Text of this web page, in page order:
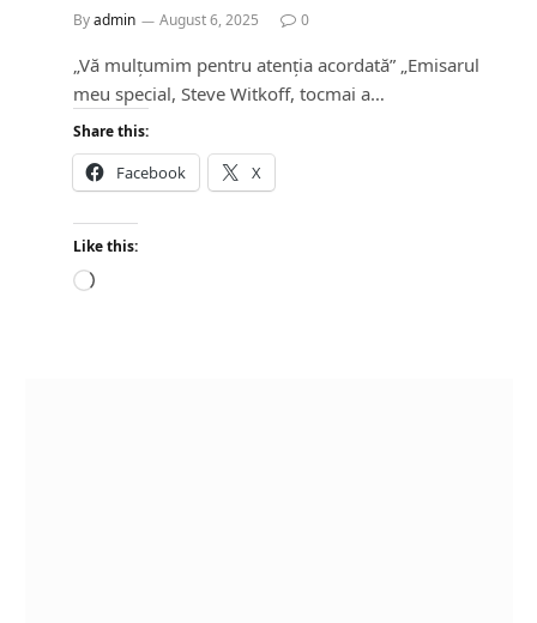
Byadmin August 6, 2025 0
„Vă mulțumim pentru atenția acordată” „Emisarul
meu special, Steve Witkoff, tocmai a…
Share this:
Facebook X
Like this:
L